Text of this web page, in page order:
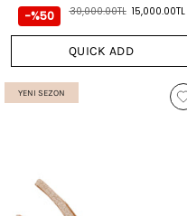
15,000.00TL
30,000.00TL
-%50
QUICK ADD
YENI SEZON